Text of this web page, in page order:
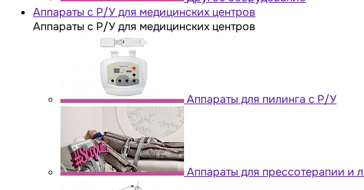
Аппараты с Р/У для медицинских центров
Аппараты с Р/У для медицинских центров
Аппараты для пилинга с Р/У
Аппараты для прессотерапии и